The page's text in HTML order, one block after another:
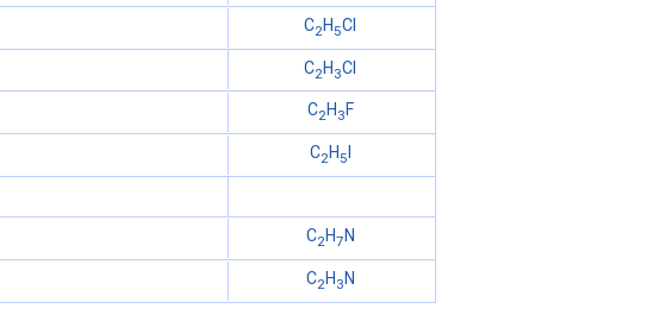
C2 H 5Cl
C2H3Cl
C2H 3 F
C2H 5
C2 H7 N
C2 H 3 N